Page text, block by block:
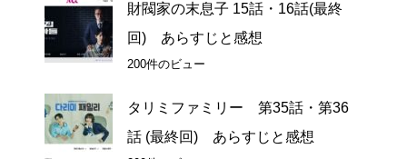
財閥家の末息子 15話・16話(最終
回) あらすじと感想
200件のビュー
タリミファミリー 第35話・第36
話 (最終回) あらすじと感想